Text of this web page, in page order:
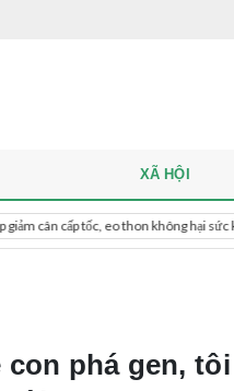
tốc, eo thon không hại sức khỏe
XÃ HỘI
con phá gen, tôi